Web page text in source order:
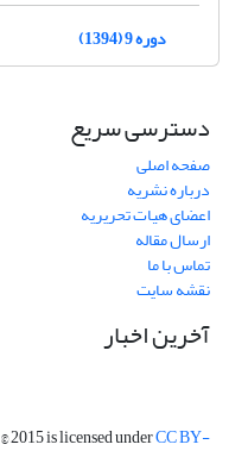
دوره 9 (1394)
دسترسی سریع
صفحه اصلی
درباره نشریه
اعضای هیات تحریریه
ارسال مقاله
تماس با ما
نقشه سایت
آخرین اخبار
© 2015 is licensed underCC BY-